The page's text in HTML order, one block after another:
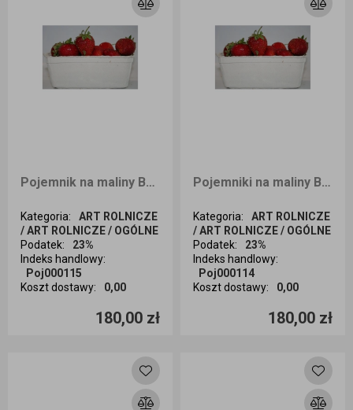
Pojemnik na maliny Berigard 500g 400sztB
Kategoria:
ART ROLNICZE
/ ART ROLNICZE / OGÓLNE
Podatek:
23%
Indeks handlowy:
Poj000115
Koszt dostawy: 0,00
180,00 zł
Ilość sztuk
Pojemniki na maliny Berigard Garant 500g 400szt
Kategoria:
ART ROLNICZE
/ ART ROLNICZE / OGÓLNE
Podatek:
23%
Indeks handlowy:
Poj000114
Koszt dostawy: 0,00
180,00 zł
Ilość sztuk